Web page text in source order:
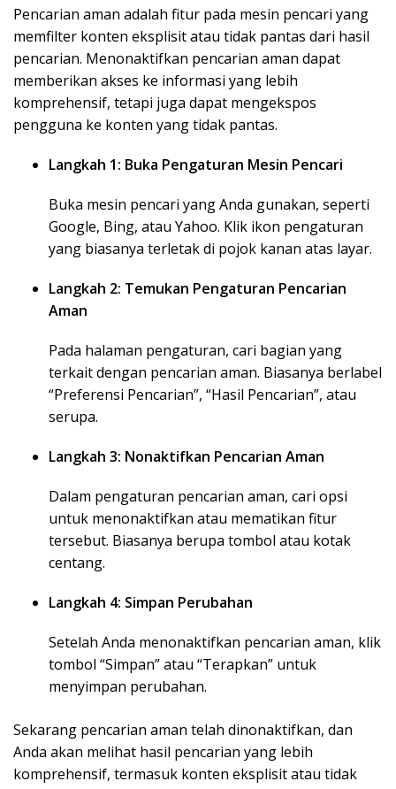
Pencarian aman adalah fitur pada mesin pencari yang
memfilter konten eksplisit atau tidak pantas dari hasil
pencarian. Menonaktifkan pencarian aman dapat
memberikan akses ke informasi yang lebih
komprehensif, tetapi juga dapat mengekspos
pengguna ke konten yang tidak pantas.
Langkah 1: Buka Pengaturan Mesin Pencari
Buka mesin pencari yang Anda gunakan, seperti
Google, Bing, atau Yahoo. Klik ikon pengaturan
yang biasanya terletak di pojok kanan atas layar.
Langkah 2: Temukan Pengaturan Pencarian
Aman
Pada halaman pengaturan, cari bagian yang
terkait dengan pencarian aman. Biasanya berlabel
“Preferensi Pencarian”, “Hasil Pencarian”, atau
serupa.
Langkah 3: Nonaktifkan Pencarian Aman
Dalam pengaturan pencarian aman, cari opsi
untuk menonaktifkan atau mematikan fitur
tersebut. Biasanya berupa tombol atau kotak
centang.
Langkah 4: Simpan Perubahan
Setelah Anda menonaktifkan pencarian aman, klik
tombol “Simpan” atau “Terapkan” untuk
menyimpan perubahan.
Sekarang pencarian aman telah dinonaktifkan, dan
Anda akan melihat hasil pencarian yang lebih
komprehensif, termasuk konten eksplisit atau tidak